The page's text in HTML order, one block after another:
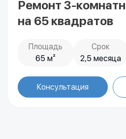
Ремонт 3-
на 65 квадратов
Площадь
65 м²
Срок
2,5 месяца